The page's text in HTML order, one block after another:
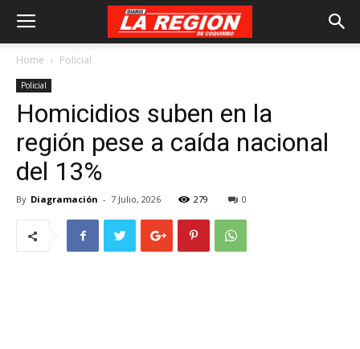
Home Policial
Policial
Homicidios suben en la
región pese a caída nacional
del 13%
By Diagramación - 7 Julio, 2026 279 0